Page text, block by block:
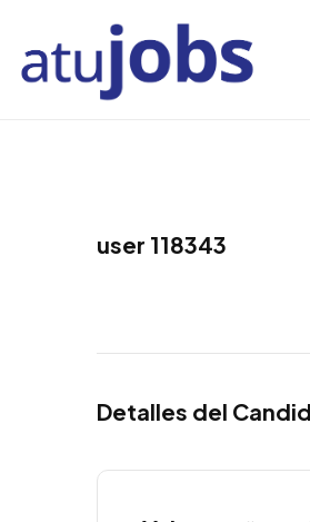
user 118343
Detalles del